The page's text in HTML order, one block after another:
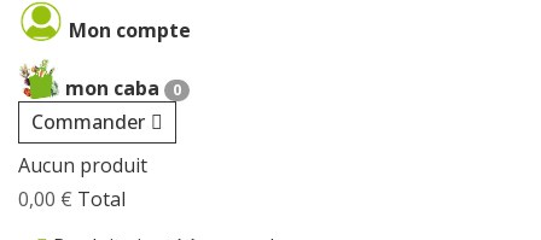
Mon compte
mon caba 0
Commander
Aucun produit
0,00 € Total
Cookies management panel